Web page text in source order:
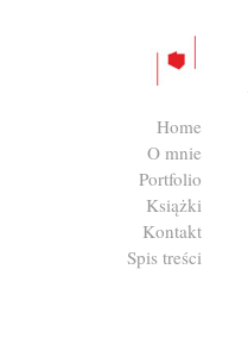
Home
O mnie
Portfolio
Książki
Kontakt
Spis treści